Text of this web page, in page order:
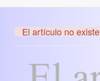
El artículo no